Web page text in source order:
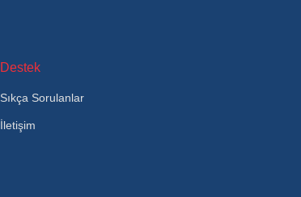
Destek
Sıkça Sorulanlar
İletişim